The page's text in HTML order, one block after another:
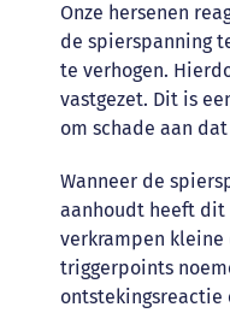
Onze hersenen
de spierspanning
te verhogen.
vastgezet. Dit is
om schade aan
Wanneer de
aanhoudt heeft dit
verkrampen kleine
triggerpoints
ontstekingsreactie